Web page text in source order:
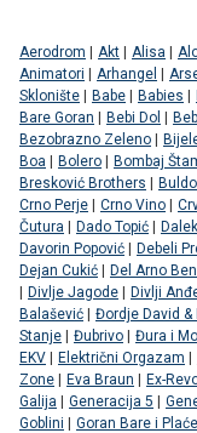
Aerodrom | Akt | Alisa |
Animatori | Arhangel |
Sklonište | Babe | Babies |
Bare Goran | Bebi Dol |
Bezobrazno Zeleno |
Boa | Bolero | Bombaj
Bresković Brothers |
Crno Perje | Crno Vino |
Čutura | Dado Topić |
Davorin Popović | Debeli
Dejan Cukić | Del Arno
| Divlje Jagode | Divlji
Balašević | Đordje David &
Stanje | Đubrivo | Đura i
EKV | Električni Orgazam |
Zone | Eva Braun | Ex-
Galija | Generacija 5 |
Goblini | Goran Bare i